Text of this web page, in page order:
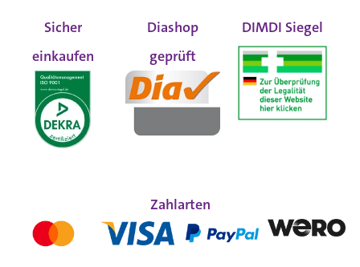
Sicher
einkaufen
Diashop
geprüft
DIMDI Siegel
Zahlarten